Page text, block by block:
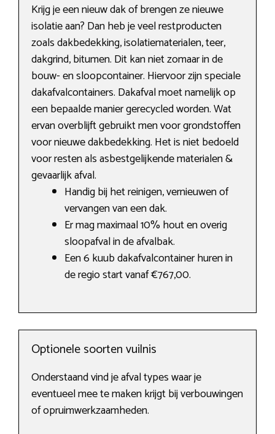
Krijg je een nieuw dak of brengen ze nieuwe
isolatie aan? Dan heb je veel restproducten
zoals dakbedekking, isolatiematerialen, teer,
dakgrind, bitumen. Dit kan niet zomaar in de
bouw- en sloopcontainer. Hiervoor zijn speciale
dakafvalcontainers. Dakafval moet namelijk op
een bepaalde manier gerecycled worden. Wat
ervan overblijft gebruikt men voor grondstoffen
voor nieuwe dakbedekking. Het is niet bedoeld
voor resten als asbestgelijkende materialen &
gevaarlijk afval.
Handig bij het reinigen, vernieuwen of
vervangen van een dak.
Er mag maximaal 10% hout en overig
sloopafval in de afvalbak.
Een 6 kuub dakafvalcontainer huren in
de regio start vanaf €767,00.
Optionele soorten vuilnis
Onderstaand vind je afval types waar je
eventueel mee te maken krijgt bij verbouwingen
of opruimwerkzaamheden.